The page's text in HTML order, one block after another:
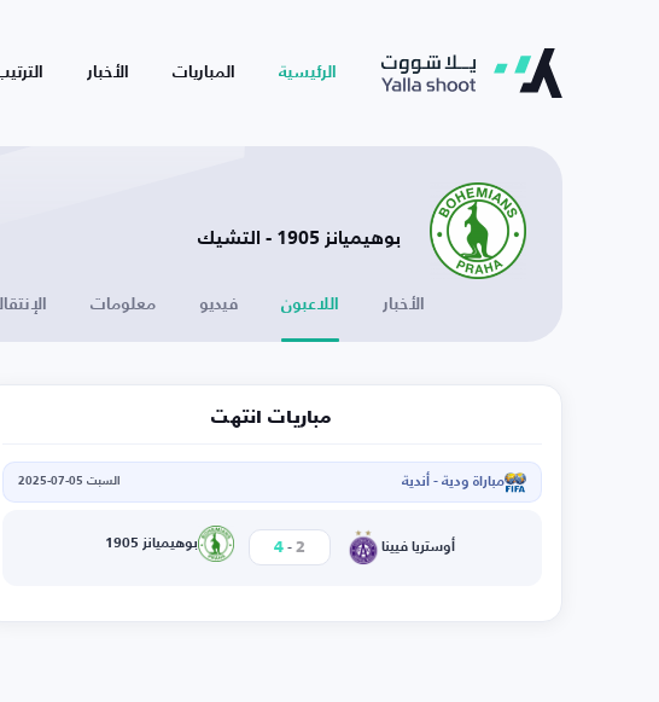
الرئيسية المباريات الأخبار
بوهيميانز 1905 - التشيك
الأخبار اللاعبون فيديو معلومات
مباريات انتهت
مباراة ودية - أندية السبت 05-07-2025
أوستريا فيينا 2
-
4 بوهيميانز 1905